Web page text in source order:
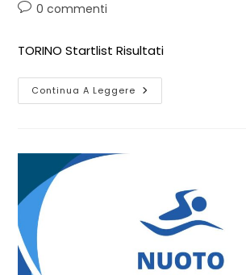
0 commenti
TORINO Startlist Risultati
Continua A Leggere